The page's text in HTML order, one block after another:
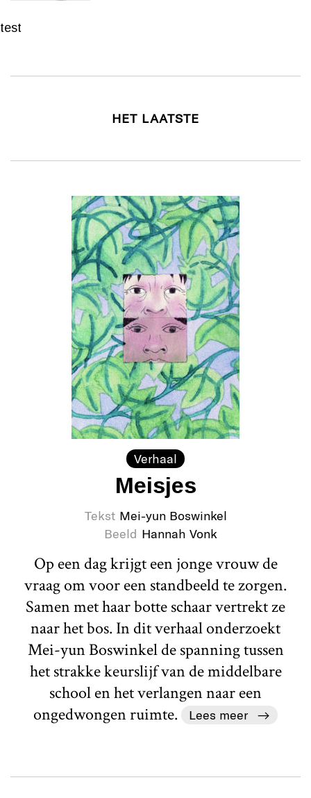
test
HET LAATSTE
Verhaal
Meisjes
Tekst Mei-yun Boswinkel
Beeld Hannah Vonk
Op een dag krijgt een jonge vrouw de
vraag om voor een standbeeld te zorgen.
Samen met haar botte schaar vertrekt ze
naar het bos. In dit verhaal onderzoekt
Mei-yun Boswinkel de spanning tussen
het strakke keurslijf van de middelbare
school en het verlangen naar een
ongedwongen ruimte.
Lees meer